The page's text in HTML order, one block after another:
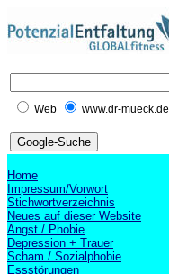
Web www.dr-mueck.de
Home
Impressum/Vorwort
Stichwortverzeichnis
Neues auf dieser Website
Angst / Phobie
Depression + Trauer
Scham / Sozialphobie
Essstörungen